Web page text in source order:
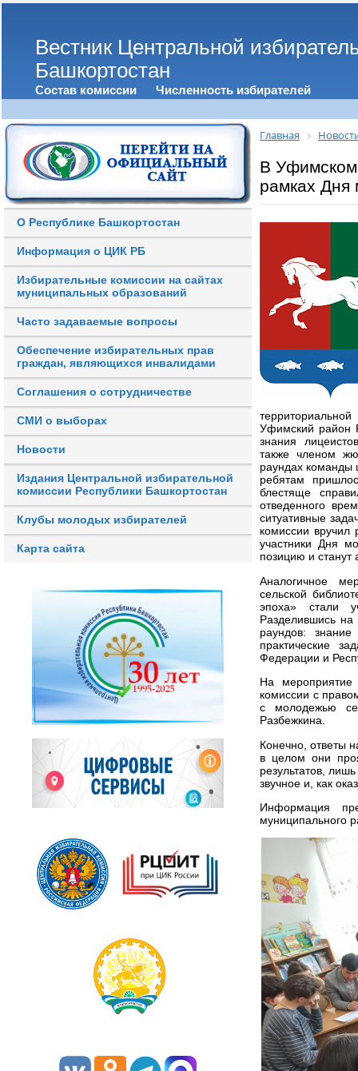
Вестник Центральной
Башкортостан
Состав комиссии Численность избирателей
О Республике Башкортостан
Информация о ЦИК РБ
Избирательные комиссии на сайтах
муниципальных образований
Часто задаваемые вопросы
Обеспечение избирательных прав
граждан, являющихся инвалидами
Соглашения о сотрудничестве
СМИ о выборах
Новости
Издания Центральной избирательной
комиссии Республики Башкортостан
Клубы молодых избирателей
Карта сайта
Главная
В Уфимском
рамках Дня
Уфимский район
знания
также членом
раундах команды
ребятам
блестяще
отведенного
ситуативные
комиссии вручил
участники Дня
позицию и станут
Аналогичное
сельской
эпоха» стали
Разделившись
раундов:
практические
Федерации и
На мероприятие
комиссии с
с молодежью
Разбежкина.
Конечно, ответы
в целом они
результатов,
звучное и, как
Информация
муниципального